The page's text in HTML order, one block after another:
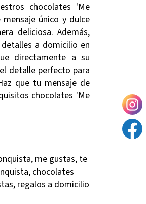
chocolates 'Me
único y dulce
deliciosa. Además,
a domicilio en
directamente a su
detalle perfecto para
que tu mensaje de
chocolates 'Me
me gustas, te
chocolates
regalos a domicilio